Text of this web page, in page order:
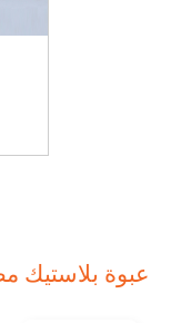
عبوة بلاستيك